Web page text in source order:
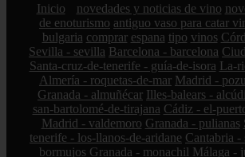
Inicio novedades y noticias de vino
de enoturismo antiguo vaso para catar
bulgaria comprar espana tipo vinos
Sevilla - sevilla Barcelona - barcelona
Santa-cruz-de-tenerife - guía-de-isora La-
Almería - roquetas-de-mar Madrid -
Granada - almuñécar Illes-balears -
san-bartolomé-de-tirajana Cádiz - el-
Madrid - valdemoro Granada - pulianas
tenerife - los-llanos-de-aridane Cantabria -
bormujos Granada - monachil Málaga -